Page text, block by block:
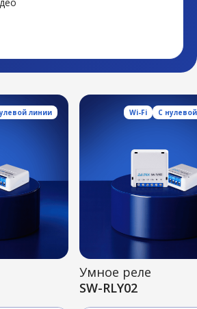
линии Wi-Fi С
SW-RLY02
Умное реле